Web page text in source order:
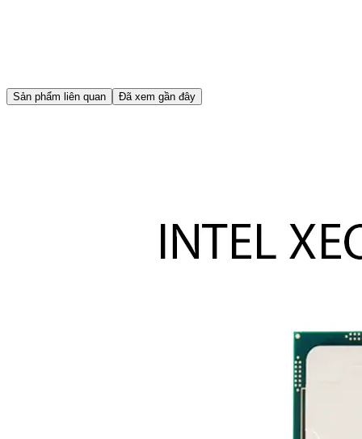
Sản phẩm liên quan Đã xem gần đây